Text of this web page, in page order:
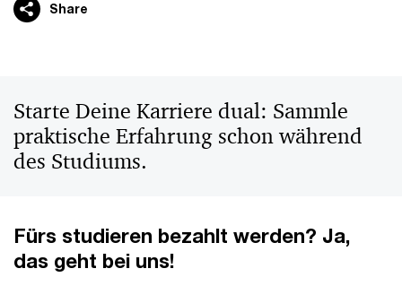
Share
Starte Deine Karriere dual: Sammle
praktische Erfahrung schon während
des Studiums.
Fürs studieren bezahlt werden? Ja,
das geht bei uns!